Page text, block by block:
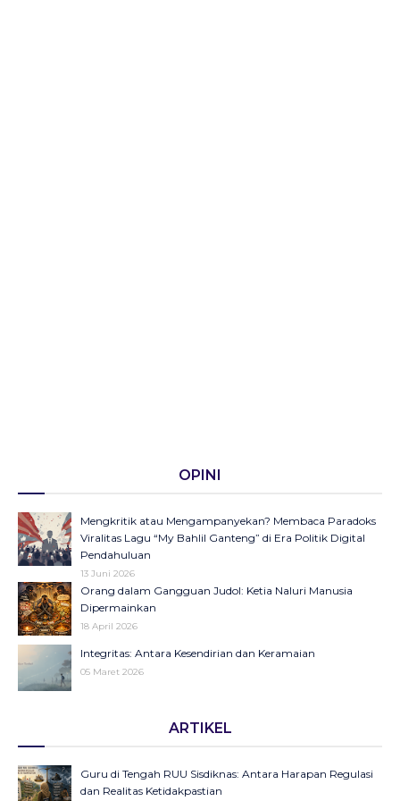
OPINI
Mengkritik atau Mengampanyekan? Membaca Paradoks
Viralitas Lagu “My Bahlil Ganteng” di Era Politik Digital
Pendahuluan
13 Juni 2026
Orang dalam Gangguan Judol: Ketia Naluri Manusia
Dipermainkan
18 April 2026
Integritas: Antara Kesendirian dan Keramaian
05 Maret 2026
Panggung Radio Serta Podcast sebagai Seruan Kesehatan
23 Desember 2025
Objektifikasi di Balik Fenomena Akun ‘UIN WS Cantik’ dan
ARTIKEL
Guru di Tengah RUU Sisdiknas: Antara Harapan Regulasi
dan Realitas Ketidakpastian